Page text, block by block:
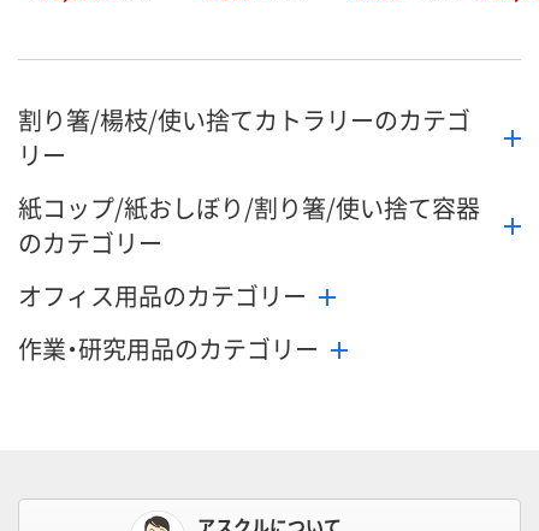
割り箸/楊枝/使い捨てカトラリーのカテゴ
リー
紙コップ/紙おしぼり/割り箸/使い捨て容器
のカテゴリー
オフィス用品のカテゴリー
作業・研究用品のカテゴリー
アスクルについて